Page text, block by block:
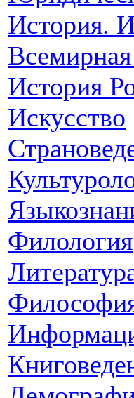
История.
История
Искусство
Филология